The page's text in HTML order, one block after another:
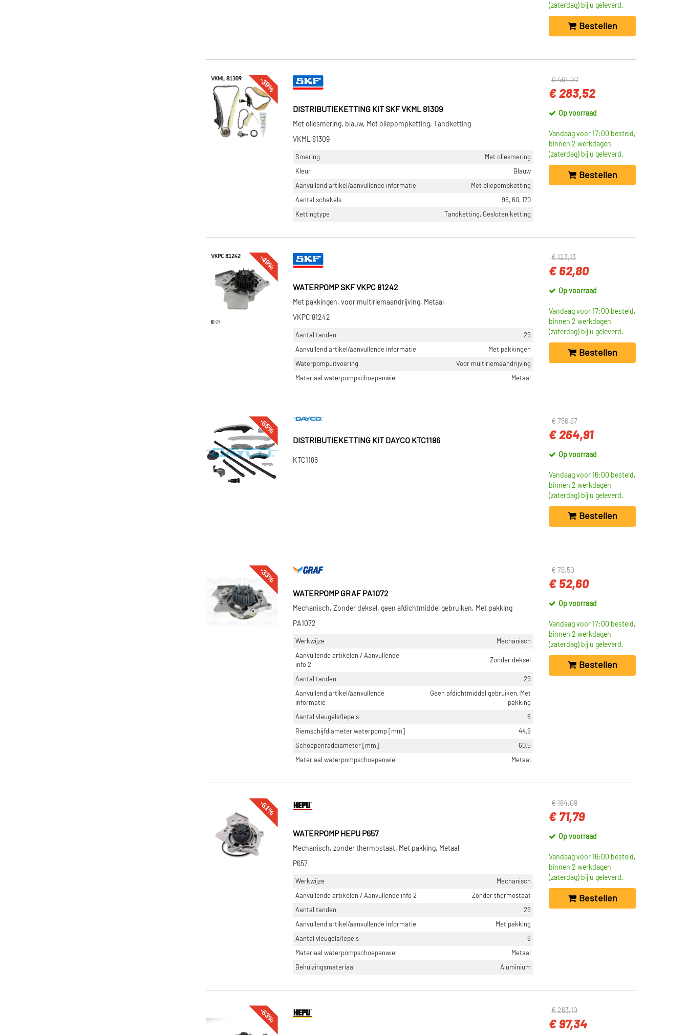
(zaterdag) bij u geleverd.
Bestellen
-39%
DISTRIBUTIEKETTING KIT SKF VKML 81309
Met oliesmering, blauw, Met oliepompketting, Tandketting
VKML 81309
Smering
Met oliesmering
Kleur
Blauw
Aanvullend artikel/aanvullende informatie
Met oliepompketting
Aantal schakels
96, 60, 170
Kettingtype
Tandketting, Gesloten ketting
€ 464,77
€ 283,52
Op voorraad
Vandaag voor 17:00 besteld,
binnen 2 werkdagen
(zaterdag) bij u geleverd.
Bestellen
-49%
WATERPOMP SKF VKPC 81242
Met pakkingen, voor multiriemaandrijving, Metaal
VKPC 81242
Aantal tanden
29
Aanvullend artikel/aanvullende informatie
Met pakkingen
Waterpompuitvoering
Voor multiriemaandrijving
Materiaal waterpompschoepenwiel
Metaal
€ 123,13
€ 62,80
Op voorraad
Vandaag voor 17:00 besteld,
binnen 2 werkdagen
(zaterdag) bij u geleverd.
Bestellen
-65%
DISTRIBUTIEKETTING KIT DAYCO KTC1186
KTC1186
€ 756,87
€ 264,91
Op voorraad
Vandaag voor 16:00 besteld,
binnen 2 werkdagen
(zaterdag) bij u geleverd.
Bestellen
-33%
WATERPOMP GRAF PA1072
Mechanisch, Zonder deksel, geen afdichtmiddel gebruiken, Met pakking
PA1072
Werkwijze
Mechanisch
Aanvullende artikelen / Aanvullende
info 2
Zonder deksel
Aantal tanden
29
Aanvullend artikel/aanvullende
informatie
Geen afdichtmiddel gebruiken, Met
pakking
Aantal vleugels/lepels
6
Riemschijfdiameter waterpomp [mm]
44,9
Schoepenraddiameter [mm]
60,5
Materiaal waterpompschoepenwiel
Metaal
€ 78,50
€ 52,60
Op voorraad
Vandaag voor 17:00 besteld,
binnen 2 werkdagen
(zaterdag) bij u geleverd.
Bestellen
-61%
WATERPOMP HEPU P657
Mechanisch, zonder thermostaat, Met pakking, Metaal
P657
Werkwijze
Mechanisch
Aanvullende artikelen / Aanvullende info 2
Zonder thermostaat
Aantal tanden
29
Aanvullend artikel/aanvullende informatie
Met pakking
Aantal vleugels/lepels
6
Materiaal waterpompschoepenwiel
Metaal
Behuizingsmateriaal
Aluminium
€ 184,09
€ 71,79
Op voorraad
Vandaag voor 16:00 besteld,
binnen 2 werkdagen
(zaterdag) bij u geleverd.
Bestellen
-63% € 263,10
€ 97,34